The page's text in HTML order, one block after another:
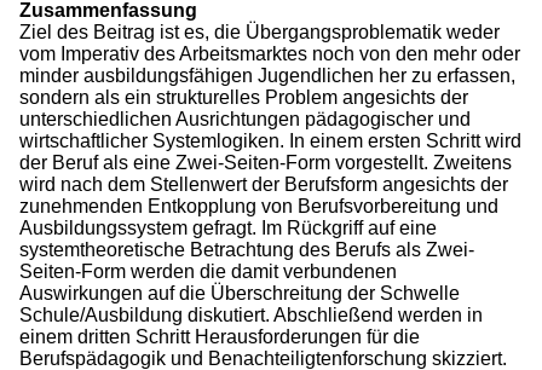
Beiträge in Sammelbänden
Beiträge in Zeitschriften
ITB-Forschungsberichte
Studien/Arbeitspapiere
Studium
Zusammenfassung
Ziel des Beitrag ist es, die Übergangsproblematik weder
vom Imperativ des Arbeitsmarktes noch von den mehr oder
minder ausbildungsfähigen Jugendlichen her zu erfassen,
sondern als ein strukturelles Problem angesichts der
unterschiedlichen Ausrichtungen pädagogischer und
wirtschaftlicher Systemlogiken. In einem ersten Schritt wird
der Beruf als eine Zwei-Seiten-Form vorgestellt. Zweitens
wird nach dem Stellenwert der Berufsform angesichts der
zunehmenden Entkopplung von Berufsvorbereitung und
Ausbildungssystem gefragt. Im Rückgriff auf eine
systemtheoretische Betrachtung des Berufs als Zwei-
Seiten-Form werden die damit verbundenen
Auswirkungen auf die Überschreitung der Schwelle
Schule/Ausbildung diskutiert. Abschließend werden in
einem dritten Schritt Herausforderungen für die
Berufspädagogik und Benachteiligtenforschung skizziert.